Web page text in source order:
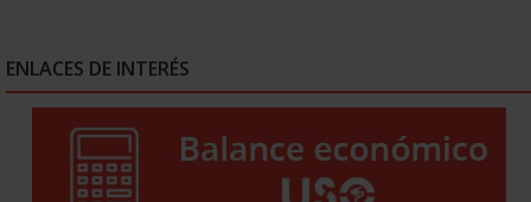
ENLACES DE INTERÉS